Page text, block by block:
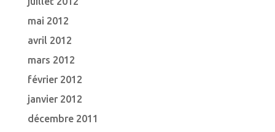
mai 2012
avril 2012
mars 2012
février 2012
janvier 2012
décembre 2011